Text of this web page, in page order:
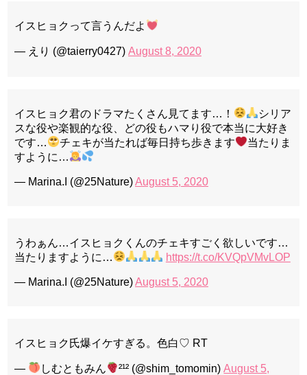
イスヒョクって言うんだよ
— えり (@taierry0427) August 8, 2020
イスヒョク君のドラマたくさん見てます…！
シリア
スな役や楽観的な役、どの役もハマり役で本当に大好き
です…
チェキが当たれば毎日持ち歩きます
当たりま
すように…
— Marina.I (@25Nature)August 5, 2020
うわぁん…イスヒョクくんのチェキすごく欲しいです…
当たりますように…
https://t.co/KVQpVMvLOP
— Marina.I (@25Nature)August 5, 2020
イスヒョク氏爆イケすぎる。色白♡ RT
— しむともみん ²¹² (@shim_tomomin)August 5,